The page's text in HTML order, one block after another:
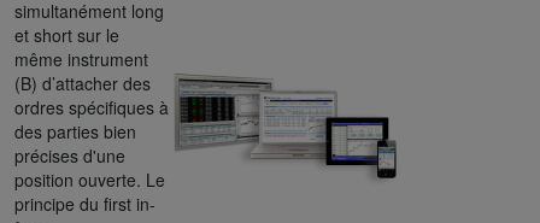
simultanément long
et short sur le
même instrument
(B) d’attacher des
ordres spécifiques à
des parties bien
précises d'une
position ouverte. Le
principe du first in-